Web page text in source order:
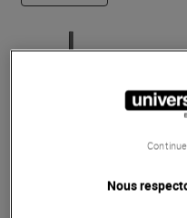
Nous